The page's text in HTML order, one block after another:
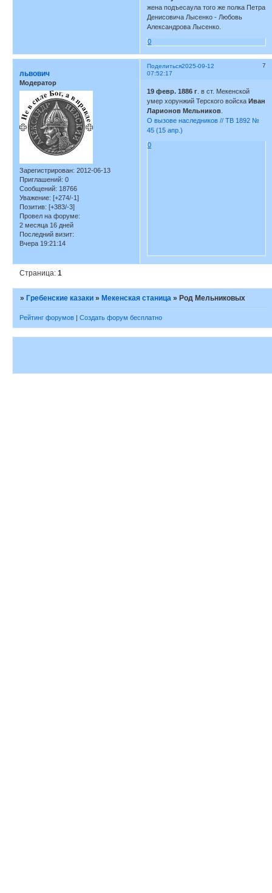
жена подъесаула того же полка Петра
Денисовича Лысенко - Любовь
Александрова Лысенко.
0
Поделиться 7
2025-09-12
07:52:17
львович
Модератор
Зарегистрирован: 2012-06-13
Приглашений: 0
Сообщений: 18766
Уважение: [+274/-1]
Позитив: [+383/-3]
Провел на форуме:
2 месяца 16 дней
Последний визит:
Вчера 19:21:14
19 февр. 1886 г . в ст. Мекенской
умер хорунжий Терского войскаИван
Ларионов Мельников
О вызове наследников // ТВ 1892 №
45 (15 апр.)
0
Страница:1
» Гребенские казаки » Мекенская станица » Род Мельниковых
Рейтинг форумов | Создать форум бесплатно